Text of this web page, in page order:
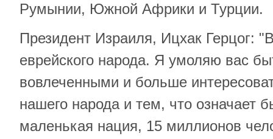
Румынии, Южной Африки и Турции.
Президент Израиля, Ицхак Герцог:
еврейского народа. Я умоляю вас
вовлеченными и больше
нашего народа и тем, что означает
маленькая нация, 15 миллионов